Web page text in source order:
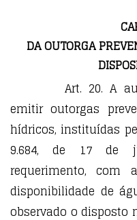
DA OUTORGA
Art. 20. A
emitir outorgas
hídricos, instituídas
9.684, de 17 de
requerimento, com
disponibilidade de
observado o disposto